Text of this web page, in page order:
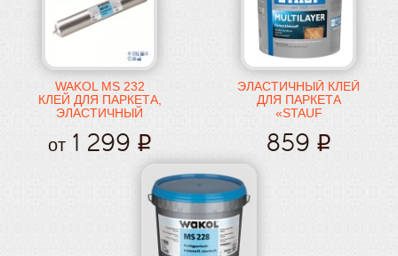
WAKOL MS 232
КЛЕЙ ДЛЯ ПАРКЕТА,
ЭЛАСТИЧНЫЙ
от 1 299
ЭЛАСТИЧНЫЙ КЛЕЙ
ДЛЯ ПАРКЕТА
«STAUF
859